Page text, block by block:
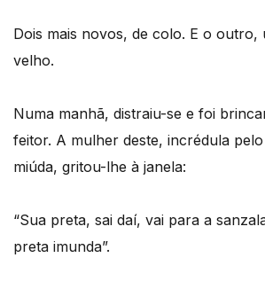
Dois mais novos, de colo. E o outro,
velho.
Numa manhã, distraiu-se e foi
feitor. A mulher deste, incrédula
miúda, gritou-lhe à janela:
“Sua preta, sai daí, vai para a
preta imunda”.